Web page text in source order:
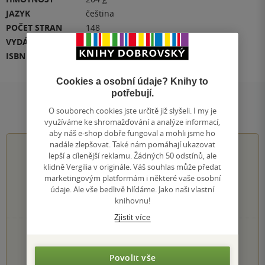
JAZYK
čeština
POČET STRAN
148
VYDÁNÍ
ISBN
978-80-87383-20-9
Hodnocení a recenze čtenářů
4.5z5
hodnocení čtenářů
1×
4 hvězdičky
0×
3 hvězdičky
Cookies a osobní údaje? Knihy to
potřebují.
O souborech cookies jste určitě již slyšeli. I my je
využíváme ke shromažďování a analýze informací,
aby náš e-shop dobře fungoval a mohli jsme ho
nadále zlepšovat. Také nám pomáhají ukazovat
lepší a cílenější reklamu. Žádných 50 odstínů, ale
klidně Vergilia v originále. Váš souhlas může předat
marketingovým platformám i některé vaše osobní
údaje. Ale vše bedlivě hlídáme. Jako naši vlastní
knihovnu!
Zjistit více
Povolit vše